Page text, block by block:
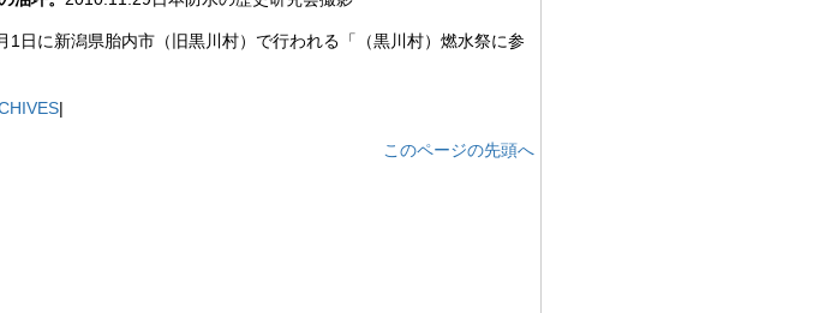
1日に新潟県胎内市（旧黒川村）で行われる「（黒川村）燃水祭に参
|
このページの先頭へ